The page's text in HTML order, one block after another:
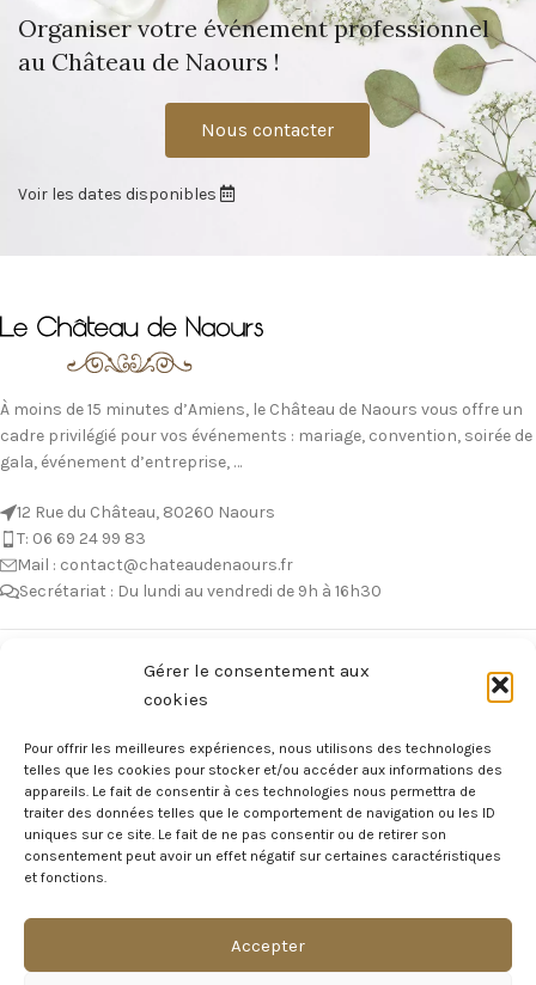
Gérer le consentement aux
cookies
Pour offrir les meilleures expériences, nous utilisons des technologies
telles que les cookies pour stocker et/ou accéder aux informations des
appareils. Le fait de consentir à ces technologies nous permettra de
traiter des données telles que le comportement de navigation ou les ID
uniques sur ce site. Le fait de ne pas consentir ou de retirer son
consentement peut avoir un effet négatif sur certaines caractéristiques
et fonctions.
Accepter
Organiser votre événement professionnel
au Château de Naours !
Nous contacter
Voir les dates disponibles
À moins de 15 minutes d’Amiens, le Château de Naours vous offre un
cadre privilégié pour vos événements : mariage, convention, soirée de
gala, événement d’entreprise, …
12 Rue du Château, 80260 Naours
T: 06 69 24 99 83
Mail : contact@chateaudenaours.fr
Secrétariat : Du lundi au vendredi de 9h à 16h30
Vous avez des questions ?
Avant de nous écrire, n’hésitez pas à consulter notre FAQ, celle-ci est
réponse à votre question !
Voir notre foire aux questions >
NOTRE ÉCOSYSTEME